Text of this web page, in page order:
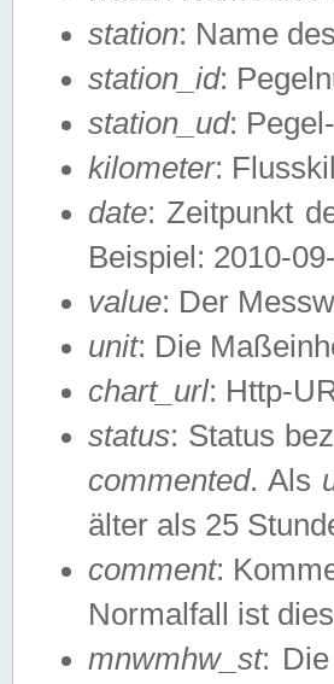
station: Name
station_id:
station_ud:
kilometer:
date: Zeitpunkt
Beispiel: 2010-
value: Der
unit: Die
chart_url: Http-
status: Status
commented. Als
älter als 25
comment:
Normalfall ist
mnwmhw_st: